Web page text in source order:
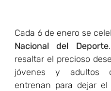
Cada 6 de enero se
Nacional del Deporte
resaltar el precioso
jóvenes y adultos
entrenan para dejar